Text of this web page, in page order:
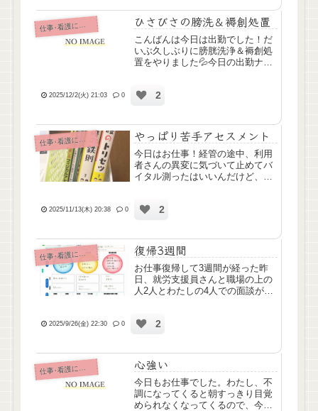
か...
仕
事･看護について ひさびさの膀洗＆褥創処置
こんばんは今日は出勤でした！だ
いぶ久しぶりに膀胱洗浄＆褥創処
置をやりました💦今日の出勤ナー
て、わたしはやれることやるのに
今...
2025/12/2(火) 21:03 0 2
仕
事･看護について やっぱり苦手アセスメント
今日はお仕事！経管の途中、利用
者さんの異変に気づいて止めてバ
イタル測ったはいいんだけど、そ
さん達が「最終排便は？」「浮腫
た...
2025/11/13(木) 20:38 0 2
仕
事･看護について 復帰3週間
お仕事復帰して3週間が経った昨
日、就労支援員さんと職場の上の
人2人とわたしの4人での面談があ
っている気がするってことをお伝
2025/9/26(金) 22:30 0 2
仕
事･看護について 心強い
今日もお仕事でした。わたし、不
調になってくると朝すっきり目覚
められなくなってくるので、今朝